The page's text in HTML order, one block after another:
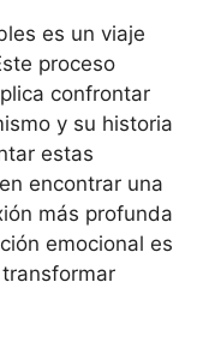
es un viaje
proceso
confrontar
y su historia
estas
encontrar una
más profunda
emocional es